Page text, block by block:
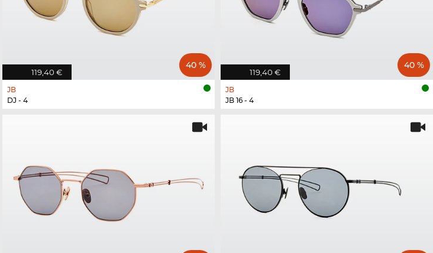
119,40 €
40 %
JB
DJ - 4
119,40 €
40 %
JB
JB 16 - 4